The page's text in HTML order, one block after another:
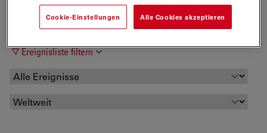
Ereignisliste filtern
Cookie-Einstellungen Alle Cookies akzeptieren